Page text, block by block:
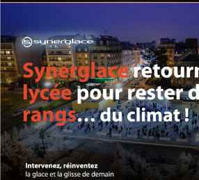
SYNERGLACE | Bilans
comparatifs
Automatisation Carbone Climat